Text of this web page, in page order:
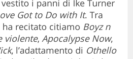
i panni di Ike Turner
Got to Do with It. Tra
recitato citiamo Boyz n
violente, Apocalypse Now,
, l’adattamento di Othello